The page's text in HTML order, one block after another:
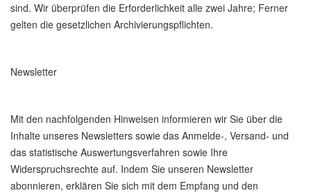
sind. Wir überprüfen die Erforderlichkeit alle zwei Jahre; Ferner
gelten die gesetzlichen Archivierungspflichten.
Newsletter
Mit den nachfolgenden Hinweisen informieren wir Sie über die
Inhalte unseres Newsletters sowie das Anmelde-, Versand- und
das statistische Auswertungsverfahren sowie Ihre
Widerspruchsrechte auf. Indem Sie unseren Newsletter
abonnieren, erklären Sie sich mit dem Empfang und den